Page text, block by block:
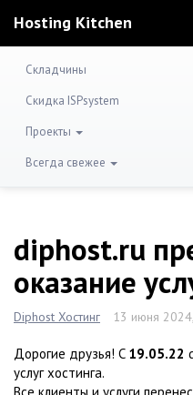
Hosting Kitchen
Складчины
Скидка ISPsystem
Проекты
Всегда свежее
diphost.ru
оказание
Diphost Хостинг 13 июня
Дорогие друзья! C 19.05.22
услуг хостинга.